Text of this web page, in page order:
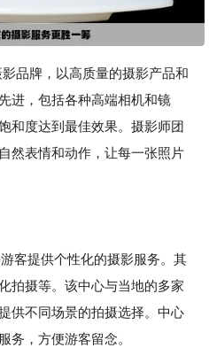
品牌，以高质量的摄影产品和
进，包括各种高端相机和镜
和度达到最佳效果。摄影师团
然表情和动作，让每一张照片
客提供个性化的摄影服务。其
拍摄等。该中心与当地的多家
供不同场景的拍摄选择。中心
务，方便游客留念。